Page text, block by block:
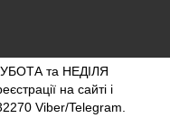
та НЕДІЛЯ
на сайті і
Viber/Telegram.